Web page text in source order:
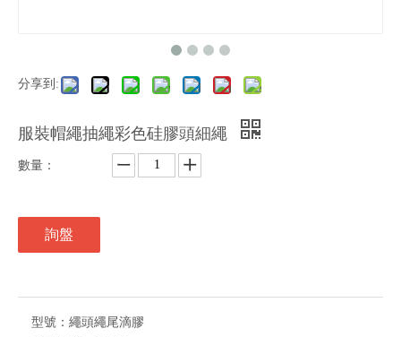
分享到:
服裝帽繩抽繩彩色硅膠頭細繩
數量：
詢盤
型號： 繩頭繩尾滴膠